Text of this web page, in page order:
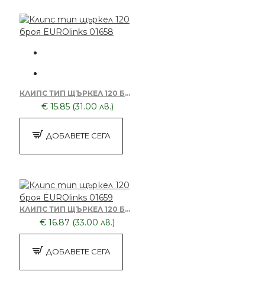
КЛИПС ТИП ЩЪРКЕЛ 120 БРОЯ EUROLINKS 01658
€ 15.85 (31.00 лв.)
ДОБАВЕТЕ СЕГА
КЛИПС ТИП ЩЪРКЕЛ 120 БРОЯ EUROLINKS 01659
€ 16.87 (33.00 лв.)
ДОБАВЕТЕ СЕГА